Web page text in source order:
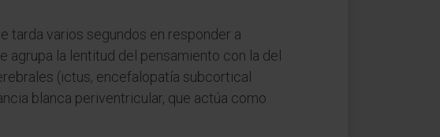
tarda varios segundos en responder a
la lentitud del pensamiento con la del
(ictus, encefalopatía subcortical
blanca periventricular, que actúa como